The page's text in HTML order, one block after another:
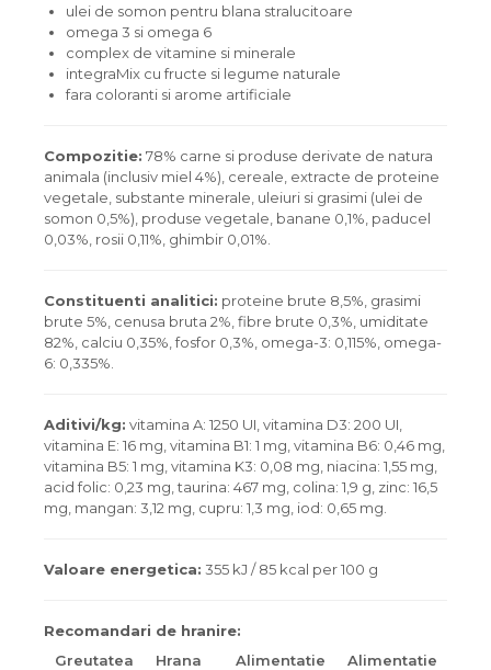
ulei de somon pentru blana stralucitoare
omega 3 si omega 6
complex de vitamine si minerale
integraMix cu fructe si legume naturale
fara coloranti si arome artificiale
Compozitie: 78% carne si produse derivate de natura
animala (inclusiv miel 4%), cereale, extracte de proteine
vegetale, substante minerale, uleiuri si grasimi (ulei de
somon 0,5%), produse vegetale, banane 0,1%, paducel
0,03%, rosii 0,11%, ghimbir 0,01%.
Constituenti analitici: proteine brute 8,5%, grasimi
brute 5%, cenusa bruta 2%, fibre brute 0,3%, umiditate
82%, calciu 0,35%, fosfor 0,3%, omega-3: 0,115%, omega-
6: 0,335%.
Aditivi/kg: vitamina A: 1250 UI, vitamina D3: 200 UI,
vitamina E: 16 mg, vitamina B1: 1 mg, vitamina B6: 0,46 mg,
vitamina B5: 1 mg, vitamina K3: 0,08 mg, niacina: 1,55 mg,
acid folic: 0,23 mg, taurina: 467 mg, colina: 1,9 g, zinc: 16,5
mg, mangan: 3,12 mg, cupru: 1,3 mg, iod: 0,65 mg.
Valoare energetica: 355 kJ / 85 kcal per 100 g
Recomandari de hranire:
Greutatea
Hrana
Alimentatie
Alimentatie